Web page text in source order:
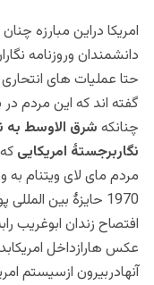
امریکا دراین مبارزه
دانشمندان وروزنامه
حتا عملیات های
گفته اند که این مردم در
چنانکه
نگاربرجستۀ امریکایی
مردم مای لای ویتنام به
1970 حایزۀ بین
افتصاح زندان ابوغریب
عکس هارازداخل
آنهادربیرون ازسیستم